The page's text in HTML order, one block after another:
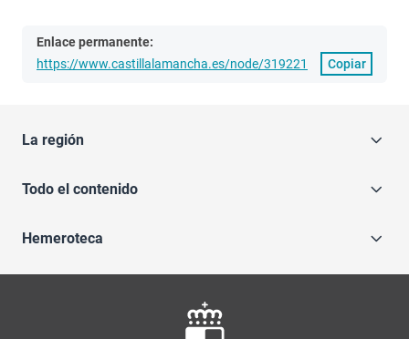
Enlace permanente:
https://www.castillalamancha.es/node/319221
Copiar
La región
Todo el contenido
Hemeroteca